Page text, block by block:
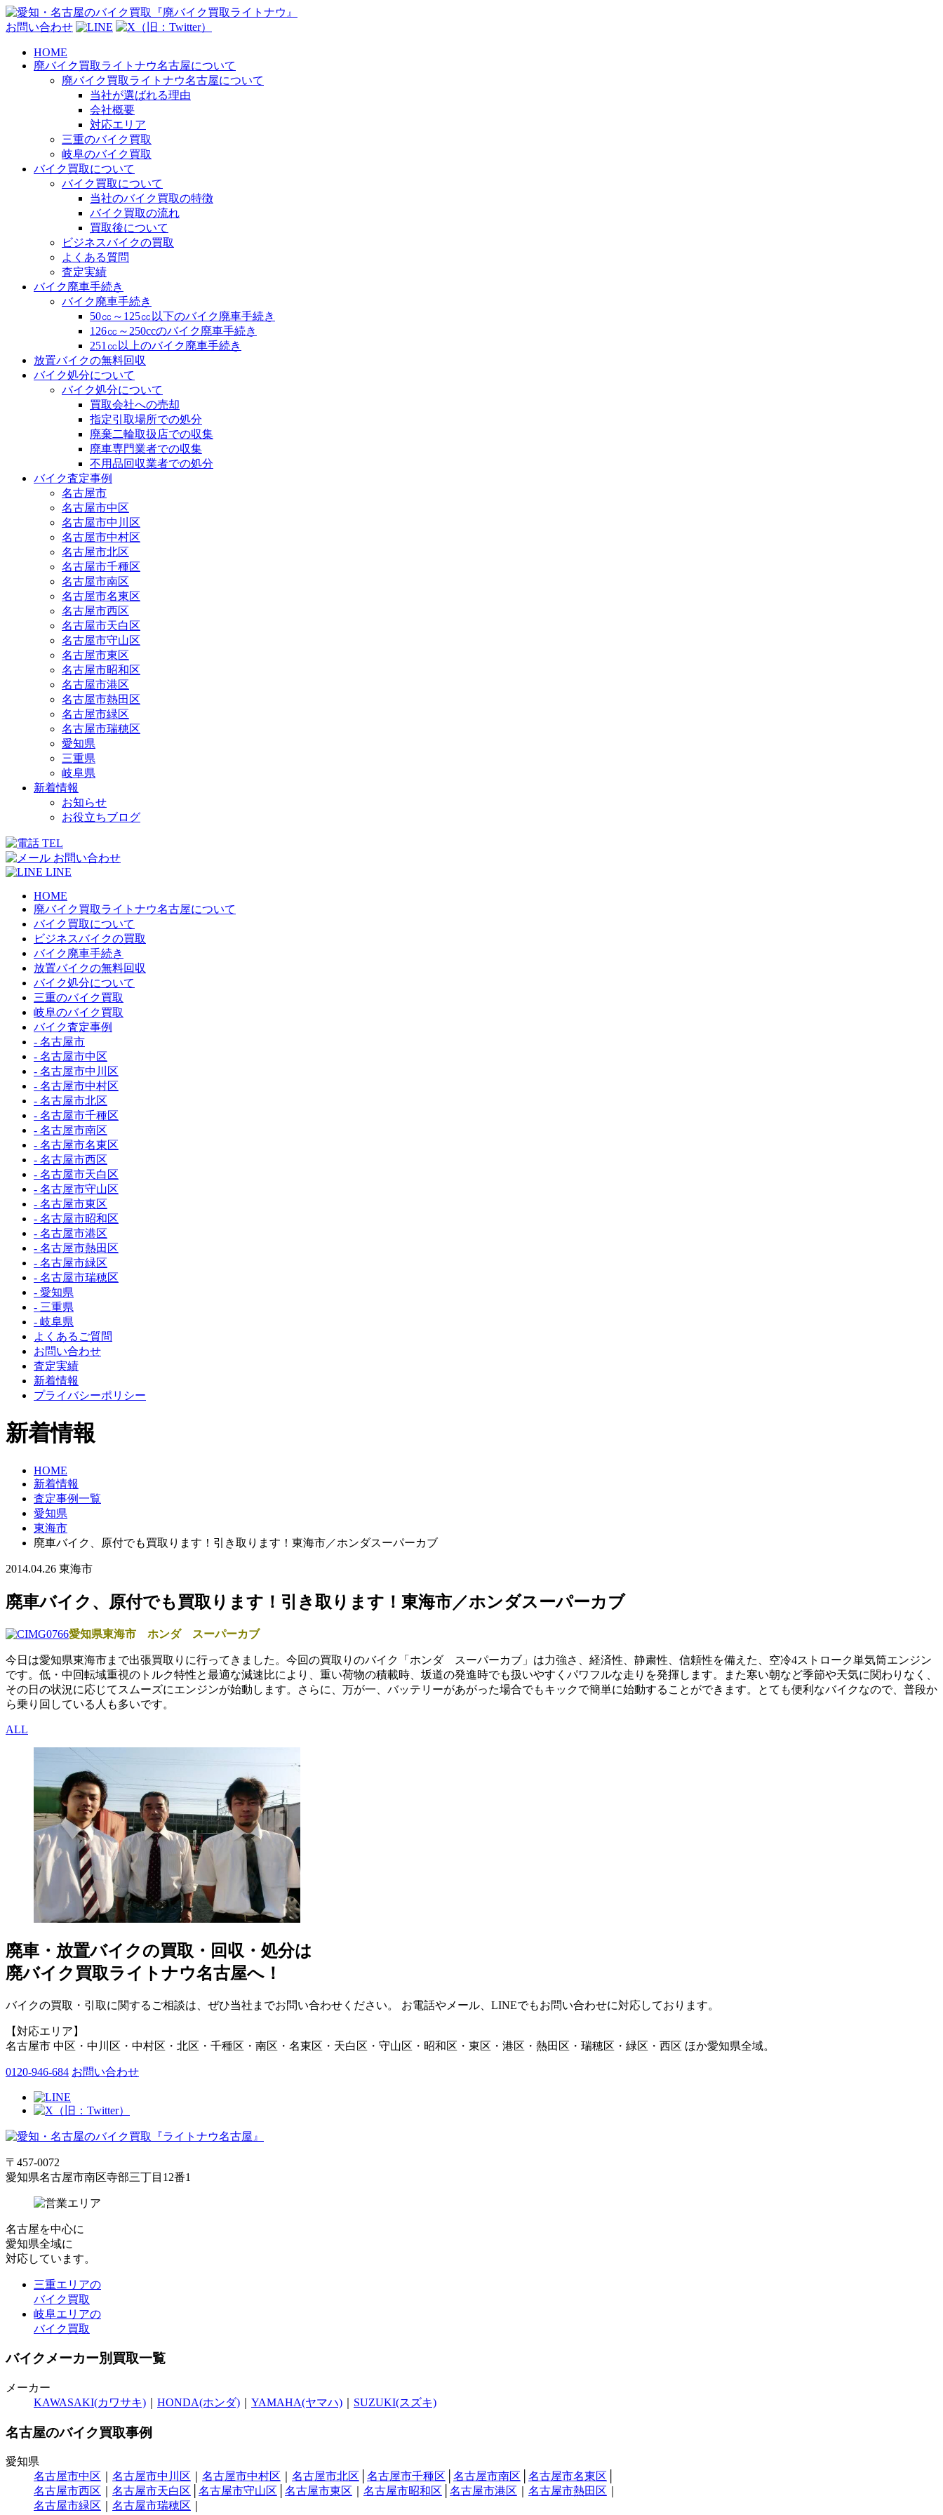
お問い合わせ
HOME
廃バイク買取ライトナウ名古屋について
廃バイク買取ライトナウ名古屋について
当社が選ばれる理由
会社概要
対応エリア
三重のバイク買取
岐阜のバイク買取
バイク買取について
バイク買取について
当社のバイク買取の特徴
バイク買取の流れ
買取後について
ビジネスバイクの買取
よくある質問
査定実績
バイク廃車手続き
バイク廃車手続き
50㏄～125㏄以下のバイク廃車手続き
126㏄～250ccのバイク廃車手続き
251㏄以上のバイク廃車手続き
放置バイクの無料回収
バイク処分について
バイク処分について
買取会社への売却
指定引取場所での処分
廃棄二輪取扱店での収集
廃車専門業者での収集
不用品回収業者での処分
バイク査定事例
名古屋市
名古屋市中区
名古屋市中川区
名古屋市中村区
名古屋市北区
名古屋市千種区
名古屋市南区
名古屋市名東区
名古屋市西区
名古屋市天白区
名古屋市守山区
名古屋市東区
名古屋市昭和区
名古屋市港区
名古屋市熱田区
名古屋市緑区
名古屋市瑞穂区
愛知県
三重県
岐阜県
新着情報
お知らせ
お役立ちブログ
TEL
お問い合わせ
LINE
HOME
廃バイク買取ライトナウ名古屋について
バイク買取について
ビジネスバイクの買取
バイク廃車手続き
放置バイクの無料回収
バイク処分について
三重のバイク買取
岐阜のバイク買取
バイク査定事例
- 名古屋市
- 名古屋市中区
- 名古屋市中川区
- 名古屋市中村区
- 名古屋市北区
- 名古屋市千種区
- 名古屋市南区
- 名古屋市名東区
- 名古屋市西区
- 名古屋市天白区
- 名古屋市守山区
- 名古屋市東区
- 名古屋市昭和区
- 名古屋市港区
- 名古屋市熱田区
- 名古屋市緑区
- 名古屋市瑞穂区
- 愛知県
- 三重県
- 岐阜県
よくあるご質問
お問い合わせ
査定実績
新着情報
プライバシーポリシー
新着情報
HOME
新着情報
査定事例一覧
愛知県
東海市
廃車バイク、原付でも買取ります！引き取ります！東海市／ホンダスーパーカブ
2014.04.26 東海市
廃車バイク、原付でも買取ります！引き取ります！東海市／ホンダスーパーカブ
愛知県東海市 ホンダ スーパーカブ
今日は愛知県東海市まで出張買取りに行ってきました。今回の買取りのバイク「ホンダ スーパーカブ」は力強さ、経済性、静粛性、信頼性を備えた、空冷4ストローク単気筒エンジン
です。低・中回転域重視のトルク特性と最適な減速比により、重い荷物の積載時、坂道の発進時でも扱いやすくパワフルな走りを発揮します。また寒い朝など季節や天気に関わりなく、
その日の状況に応じてスムーズにエンジンが始動します。さらに、万が一、バッテリーがあがった場合でもキックで簡単に始動することができます。とても便利なバイクなので、普段か
ら乗り回している人も多いです。
ALL
廃車・放置バイクの買取・回収・処分は
廃バイク買取ライトナウ名古屋へ！
バイクの買取・引取に関するご相談は、ぜひ当社までお問い合わせください。 お電話やメール、LINEでもお問い合わせに対応しております。
【対応エリア】
名古屋市 中区・中川区・中村区・北区・千種区・南区・名東区・天白区・守山区・昭和区・東区・港区・熱田区・瑞穂区・緑区・西区 ほか愛知県全域。
0120-946-684 お問い合わせ
〒457-0072
愛知県名古屋市南区寺部三丁目12番1
名古屋を中心に
愛知県全域に
対応しています。
三重エリアの
バイク買取
岐阜エリアの
バイク買取
バイクメーカー別買取一覧
メーカー
KAWASAKI(カワサキ)
HONDA(ホンダ) YAMAHA(ヤマハ) SUZUKI(スズキ)
名古屋のバイク買取事例
愛知県
名古屋市中区
名古屋市中川区 名古屋市中村区 名古屋市北区 名古屋市千種区 名古屋市南区 名古屋市名東区
名古屋市西区
名古屋市天白区 名古屋市守山区 名古屋市東区 名古屋市昭和区 名古屋市港区 名古屋市熱田区
名古屋市緑区
名古屋市瑞穂区